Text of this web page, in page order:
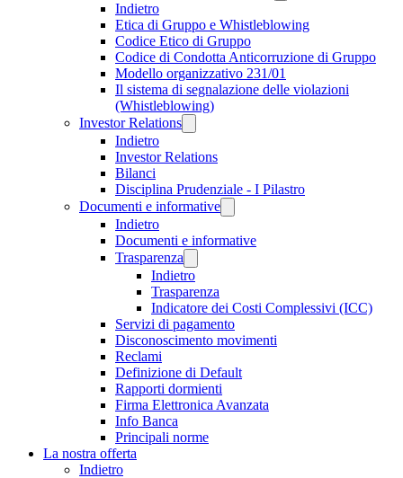
Indietro
Etica di Gruppo e Whistleblowing
Codice Etico di Gruppo
Codice di Condotta Anticorruzione di Gruppo
Modello organizzativo 231/01
Il sistema di segnalazione delle violazioni
(Whistleblowing)
Investor Relations
Indietro
Investor Relations
Bilanci
Disciplina Prudenziale - I Pilastro
Documenti e informative
Indietro
Documenti e informative
Trasparenza
Indietro
Trasparenza
Indicatore dei Costi Complessivi (ICC)
Servizi di pagamento
Disconoscimento movimenti
Reclami
Definizione di Default
Rapporti dormienti
Firma Elettronica Avanzata
Info Banca
Principali norme
La nostra offerta
Indietro